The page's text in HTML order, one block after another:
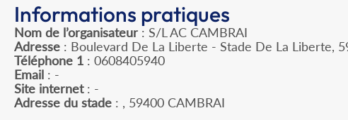
Informations pratiques
Nom de l’organisateur : S/L AC CAMBRAI
Adresse : Boulevard De La Liberte - Stade De La Liberte,
Téléphone 1 : 0608405940
Email : -
Site internet: -
Adresse du stade : , 59400 CAMBRAI